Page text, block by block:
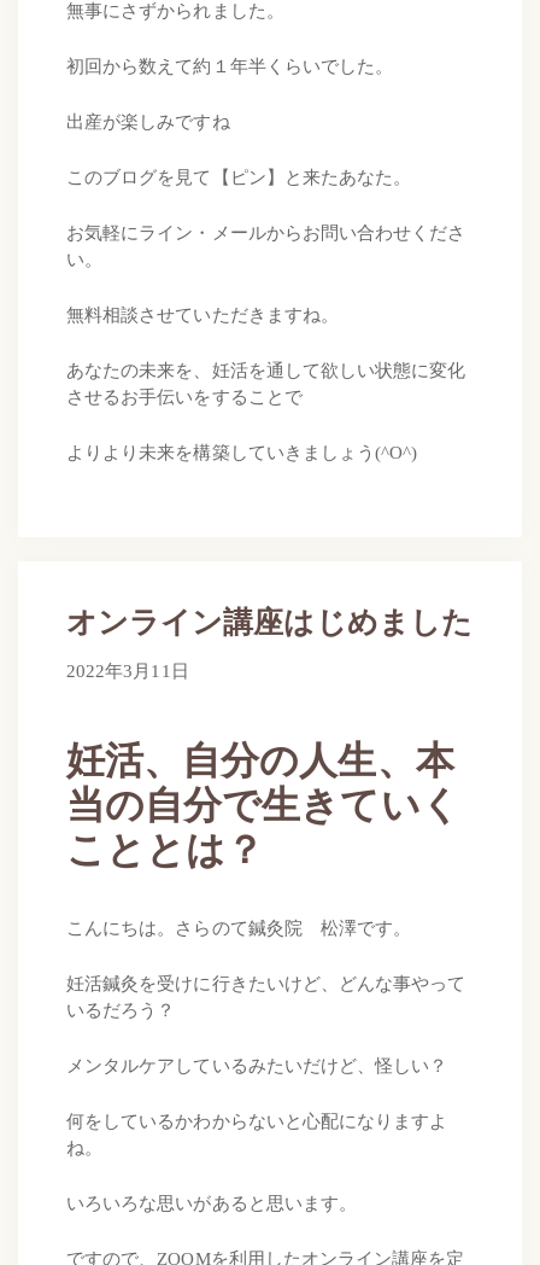
無事にさずかられました。
初回から数えて約１年半くらいでした。
出産が楽しみですね
このブログを見て【ピン】と来たあなた。
お気軽にライン・メールからお問い合わせくださ
い。
無料相談させていただきますね。
あなたの未来を、妊活を通して欲しい状態に変化
させるお手伝いをすることで
よりより未来を構築していきましょう(^O^)
オンライン講座はじめました
2022年3月11日
妊活、自分の人生、本
当の自分で生きていく
こととは？
こんにちは。さらのて鍼灸院 松澤です。
妊活鍼灸を受けに行きたいけど、どんな事やって
いるだろう？
メンタルケアしているみたいだけど、怪しい？
何をしているかわからないと心配になりますよ
ね。
いろいろな思いがあると思います。
ですので、ZOOMを利用したオンライン講座を定